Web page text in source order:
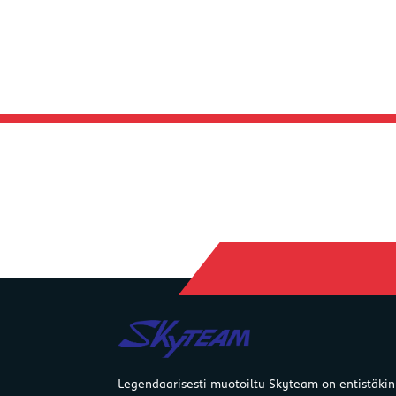
Legendaarisesti muotoiltu Skyteam on entistäkin